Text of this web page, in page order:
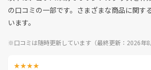
の口コミの一部です。さまざまな商品に関す
います。
※口コミは随時更新しています（最終更新：2026年8
★★★★